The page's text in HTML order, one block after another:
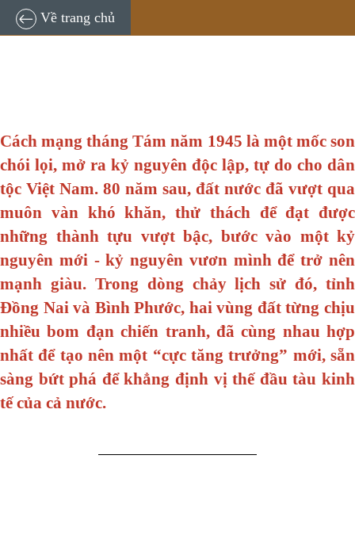
Về trang chủ
Cách mạng tháng Tám năm 1945 là một mốc son
chói lọi, mở ra kỷ nguyên độc lập, tự do cho dân
tộc Việt Nam. 80 năm sau, đất nước đã vượt qua
muôn vàn khó khăn, thử thách để đạt được
những thành tựu vượt bậc, bước vào một kỷ
nguyên mới - kỷ nguyên vươn mình để trở nên
mạnh giàu. Trong dòng chảy lịch sử đó, tỉnh
Đồng Nai và Bình Phước, hai vùng đất từng chịu
nhiều bom đạn chiến tranh, đã cùng nhau hợp
nhất để tạo nên một “cực tăng trưởng” mới, sẵn
sàng bứt phá để khẳng định vị thế đầu tàu kinh
tế của cả nước.